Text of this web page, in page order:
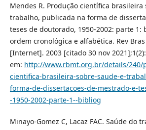
Mendes R. Produção científica brasileira
trabalho, publicada na forma de
teses de doutorado, 1950-2002: parte 1:
ordem cronológica e alfabética. Rev
[Internet]. 2003 [citado 30 nov
em: http://www.rbmt.org.br/details/240/
cientifica-brasileira-sobre-saude-e-
forma-de-dissertacoes-de-mestrado-e-
-1950-2002-parte-1--bibliog
Minayo-Gomez C, Lacaz FAC. Saúde do